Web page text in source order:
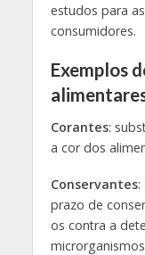
estudos para
consumidores.
Exemplos
Corantes:
a cor dos
Conservantes:
prazo de
os contra a